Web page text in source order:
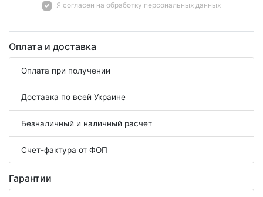
Я согласен на обработку персональных данных
Оплата и доставка
Оплата при получении
Доставка по всей Украине
Безналичный и наличный расчет
Счет-фактура от ФОП
Гарантии